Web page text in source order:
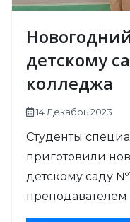
детскому
колледжа
14 Декабрь 2023
Студенты
приготовили
детскому саду